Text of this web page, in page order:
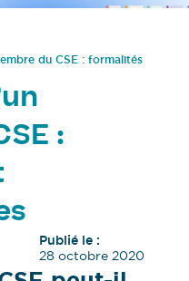
du CSE : formalités
:
Publié le :
28 octobre 2020